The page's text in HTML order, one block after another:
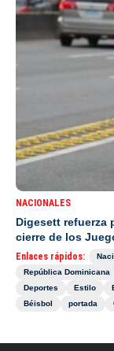
NACIONALES
Digesett refuerza
cierre de los
Enlaces rápidos:
República Dominicana
Deportes
Estilo
Béisbol
portada